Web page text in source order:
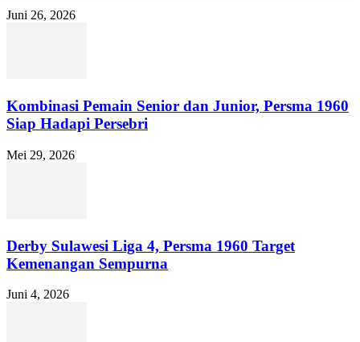
Juni 26, 2026
Kombinasi Pemain Senior dan Junior, Persma 1960
Siap Hadapi Persebri
Mei 29, 2026
Derby Sulawesi Liga 4, Persma 1960 Target
Kemenangan Sempurna
Juni 4, 2026